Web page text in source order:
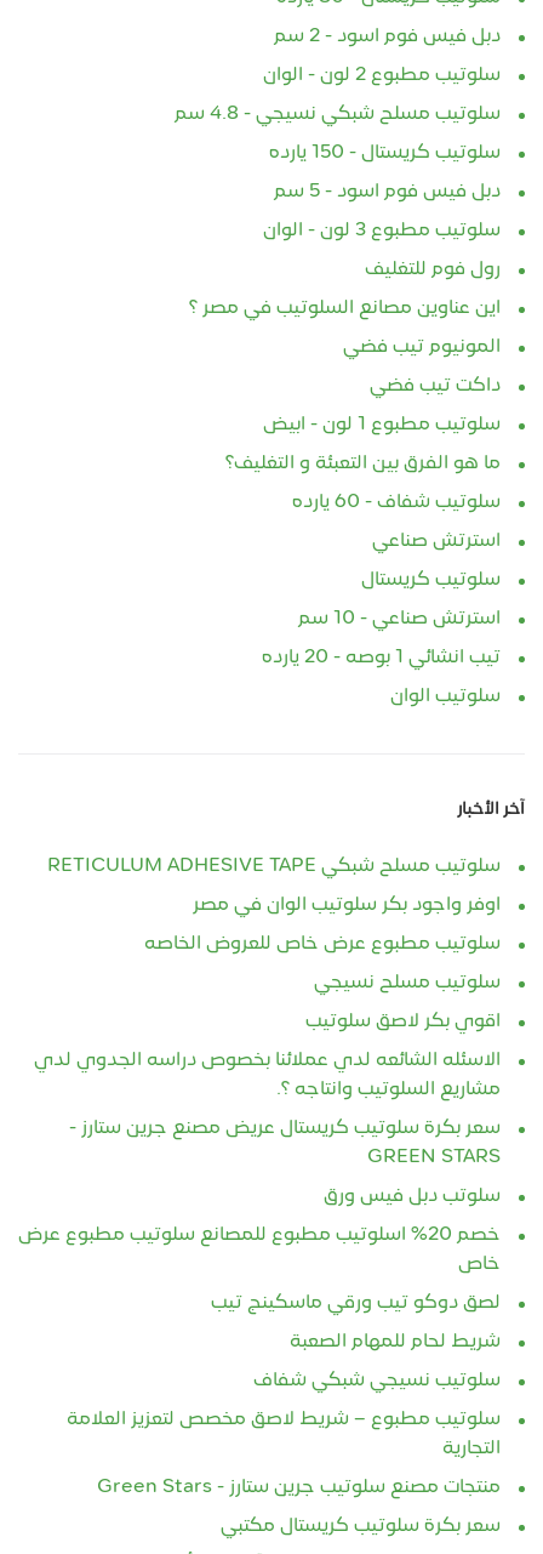
دبل فيس فوم اسود - 2 سم
سلوتيب مطبوع 2 لون - الوان
سلوتيب مسلح شبكي نسيجي - 4.8 سم
سلوتيب كريستال - 150 يارده
دبل فيس فوم اسود - 5 سم
سلوتيب مطبوع 3 لون - الوان
رول فوم للتغليف
اين عناوين مصانع السلوتيب في مصر ؟
المونيوم تيب فضي
داكت تيب فضي
سلوتيب مطبوع 1 لون - ابيض
ما هو الفرق بين التعبئة و التغليف؟
سلوتيب شفاف - 60 يارده
استرتش صناعي
سلوتيب كريستال
استرتش صناعي - 10 سم
تيب انشائي 1 بوصه - 20 يارده
سلوتيب الوان
آخر الأخبار
سلوتيب مسلح شبكي RETICULUM ADHESIVE TAPE
اوفر واجود بكر سلوتيب الوان في مصر
سلوتيب مطبوع عرض خاص للعروض الخاصه
سلوتيب مسلح نسيجي
اقوي بكر لاصق سلوتيب
الاسئله الشائعه لدي عملائنا بخصوص دراسه الجدوي لدي
مشاريع السلوتيب وانتاجه ؟.
سعر بكرة سلوتيب كريستال عريض مصنع جرين ستارز -
GREEN STARS
سلوتب دبل فيس ورق
خصم 20% اسلوتيب مطبوع للمصانع سلوتيب مطبوع عرض
خاص
لصق دوكو تيب ورقي ماسكينج تيب
شريط لحام للمهام الصعبة
سلوتيب نسيجي شبكي شفاف
سلوتيب مطبوع – شريط لاصق مخصص لتعزيز العلامة
التجارية
منتجات مصنع سلوتيب جرين ستارز - Green Stars
سعر بكرة سلوتيب كريستال مكتبي